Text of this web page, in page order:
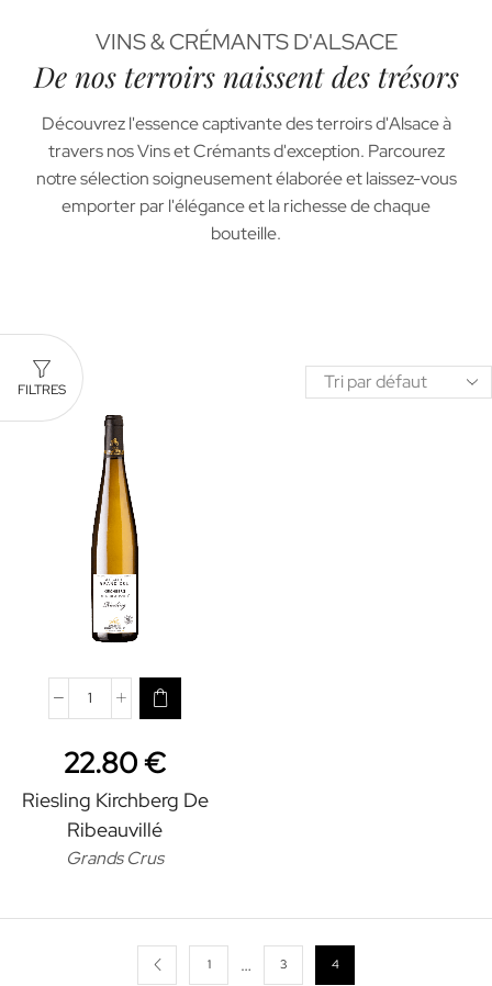
VINS & CRÉMANTS D'ALSACE
De nos terroirs naissent des trésors
Découvrez l'essence captivante des terroirs d'Alsace à
travers nos Vins et Crémants d'exception. Parcourez
notre sélection soigneusement élaborée et laissez-vous
emporter par l'élégance et la richesse de chaque
bouteille.
Grands Crus
Riesling Kirchberg De
Ribeauvillé
22.80€
quantité
Riesling
Kirchberg
de
Ribeauvillé
1 … 3 4